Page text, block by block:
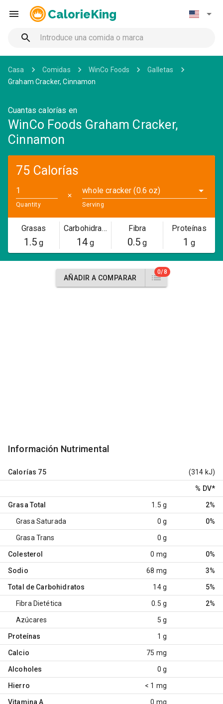
CalorieKing
Casa Comidas WinCo Foods
Galletas
Graham Cracker, Cinnamon
Cuantas calorías en
WinCo Foods Graham Cracker,
Cinnamon
75 Calorías
Quantity
✕
whole cracker (0.6 oz)
Serving
Grasas
1.5g
Carbohidratos
14g
Fibra
0.5g
Proteínas
1 g
AÑADIR A COMPARAR
0/8
Información Nutrimental
Calorías 75 (314 kJ)
% DV*
Grasa Total 1.5 g 2%
Grasa Saturada 0 g 0%
Grasa Trans 0 g
Colesterol 0 mg 0%
Sodio 68 mg 3%
Total de Carbohidratos 14 g 5%
Fibra Dietética 0.5 g 2%
Azúcares 5 g
Proteínas 1 g
Calcio 75 mg
Alcoholes 0 g
Hierro < 1 mg
Vitamina A 0 mg